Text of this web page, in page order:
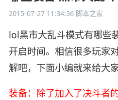
2015-07-27 11:34:36脚本之家
lol黑市大乱斗模式有哪些
开启时间。相信很多玩家
解吧，下面小编就来给大
装备：除了加入了决斗者